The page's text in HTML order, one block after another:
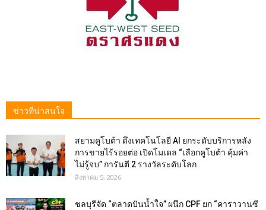
ข่าวที่น่าสนใจ
สยามคูโบต้า ดึงเทคโนโลยี AI ยกระดับบริการหลัง
การขายไร้รอยต่อ เปิดโมเดล “เลือกคูโบต้า คุ้มค่า
ไม่รู้จบ” การันตี 2 รางวัลระดับโลก
สิงหาคม 5, 2026
ชลบุรีจัด “ตลาดปันน้ำใจ” ผนึก CPF ยก “คาราวานซี